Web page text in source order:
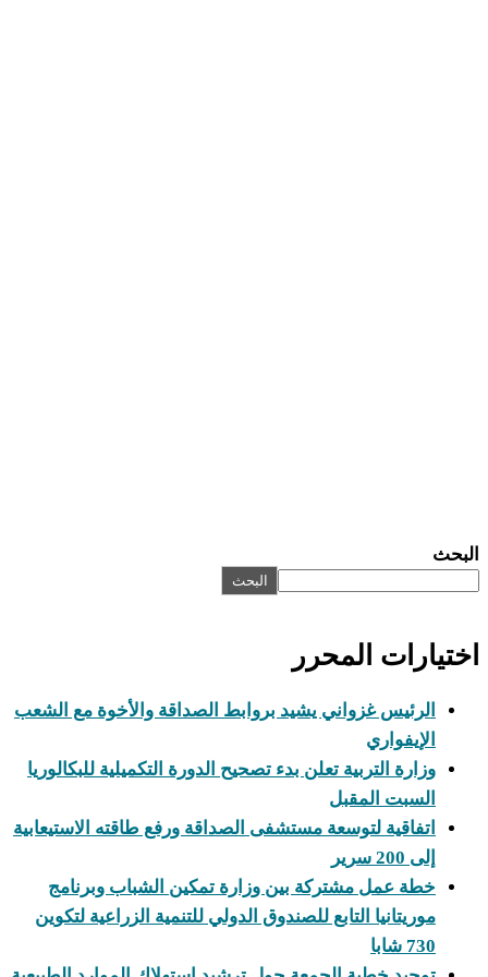
البحث
البحث
اختيارات المحرر
الرئيس غزواني يشيد بروابط الصداقة والأخوة مع الشعب
الإيفواري
وزارة التربية تعلن بدء تصحيح الدورة التكميلية للبكالوريا
السبت المقبل
اتفاقية لتوسعة مستشفى الصداقة ورفع طاقته الاستيعابية
إلى 200 سرير
خطة عمل مشتركة بين وزارة تمكين الشباب وبرنامج
موريتانيا التابع للصندوق الدولي للتنمية الزراعية لتكوين
730 شابا